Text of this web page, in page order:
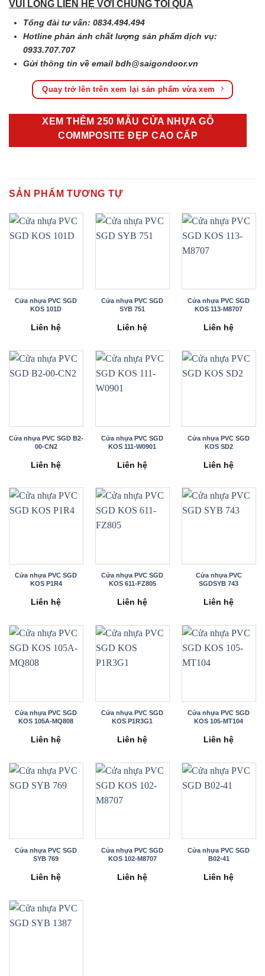
VUI LÒNG LIÊN HỆ VỚI CHÚNG TÔI QUA
Tổng đài tư vấn: 0834.494.494
Hotline phản ánh chất lượng sản phẩm dịch vụ:
0933.707.707
Gửi thông tin về emailbdh@saigondoor.vn
Quay trở lên trên xem lại sản phẩm vừa xem
XEM THÊM 250 MẪU CỬA NHỰA GỖ
COMMPOSITE ĐẸP CAO CẤP
SẢN PHẨM TƯƠNG TỰ
Cửa nhựa PVC SGD
KOS 101D
Liên hệ
Cửa nhựa PVC SGD
SYB 751
Liên hệ
Cửa nhựa PVC SGD
KOS 113-M8707
Liên hệ
Cửa nhựa PVC SGD B2-
00-CN2
Liên hệ
Cửa nhựa PVC SGD
KOS 111-W0901
Liên hệ
Cửa nhựa PVC SGD
KOS SD2
Liên hệ
Cửa nhựa PVC SGD
KOS P1R4
Liên hệ
Cửa nhựa PVC SGD
KOS 611-FZ805
Liên hệ
Cửa nhựa PVC
SGDSYB 743
Liên hệ
Cửa nhựa PVC SGD
KOS 105A-MQ808
Liên hệ
Cửa nhựa PVC SGD
KOS P1R3G1
Liên hệ
Cửa nhựa PVC SGD
KOS 105-MT104
Liên hệ
Cửa nhựa PVC SGD
SYB 769
Liên hệ
Cửa nhựa PVC SGD
KOS 102-M8707
Liên hệ
Cửa nhựa PVC SGD
B02-41
Liên hệ